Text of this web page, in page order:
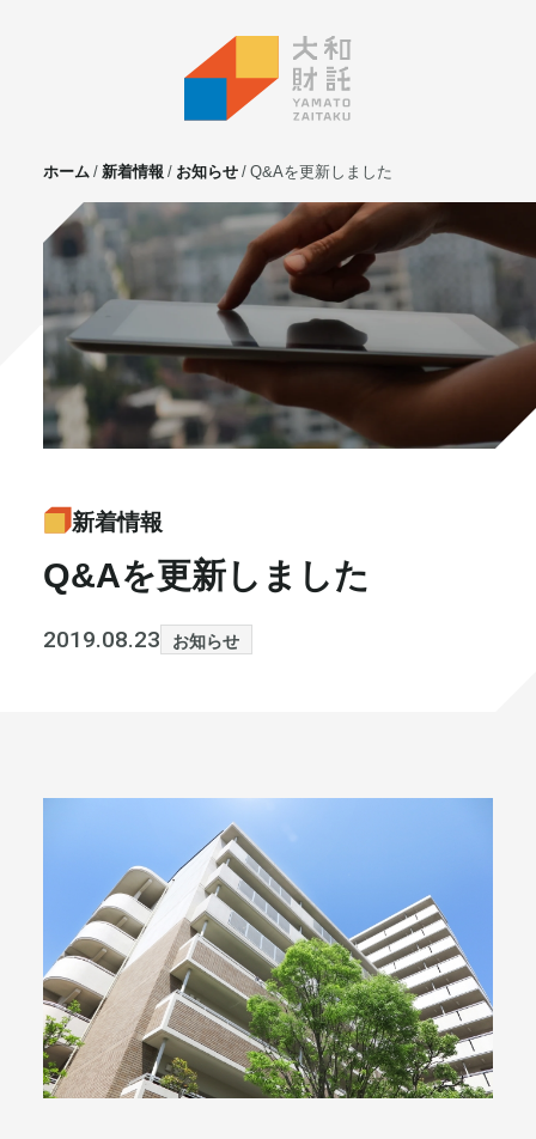
サービス
不動産投資
⼟地活⽤
マンション管理
賃貸管理
実需用戸建・マンション
ホテル事業
お客様の声
書籍・メディア
セミナー
代表メッセージ
お知らせ
まずは無料で相談
ホーム 新着情報 お知らせ Q&Aを更新しました
新着情報
Q&Aを更新しました
2019.08.23 お知らせ